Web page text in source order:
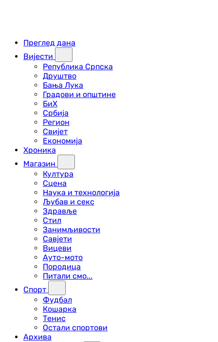
Преглед дана
Вијести
Република Српска
Друштво
Бања Лука
Градови и општине
БиХ
Србија
Регион
Свијет
Економија
Хроника
Магазин
Култура
Сцена
Наука и технологија
Љубав и секс
Здравље
Стил
Занимљивости
Савјети
Вицеви
Ауто-мото
Породица
Питали смо...
Спорт
Фудбал
Кошарка
Тенис
Остали спортови
Архива